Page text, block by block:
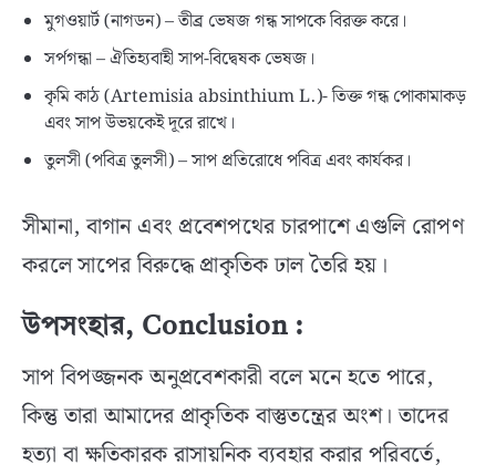
মুগওয়ার্ট (নাগডন) – তীব্র ভেষজ গন্ধ সাপকে বিরক্ত করে।
সর্পগন্ধা – ঐতিহ্যবাহী সাপ-বিদ্বেষক ভেষজ।
কৃমি কাঠ (Artemisia absinthium L.)- তিক্ত গন্ধ পোকামাকড়
এবং সাপ উভয়কেই দূরে রাখে।
তুলসী (পবিত্র তুলসী) – সাপ প্রতিরোধে পবিত্র এবং কার্যকর।
সীমানা, বাগান এবং প্রবেশপথের চারপাশে এগুলি রোপণ
করলে সাপের বিরুদ্ধে প্রাকৃতিক ঢাল তৈরি হয়।
উপসংহার, Conclusion :
সাপ বিপজ্জনক অনুপ্রবেশকারী বলে মনে হতে পারে,
কিন্তু তারা আমাদের প্রাকৃতিক বাস্তুতন্ত্রের অংশ। তাদের
হত্যা বা ক্ষতিকারক রাসায়নিক ব্যবহার করার পরিবর্তে,